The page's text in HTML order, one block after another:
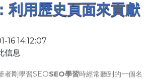
利用歷史頁面來貢獻
16 14:12:07
信息
者剛學習SEOSEO學習時經常聽到的一個名